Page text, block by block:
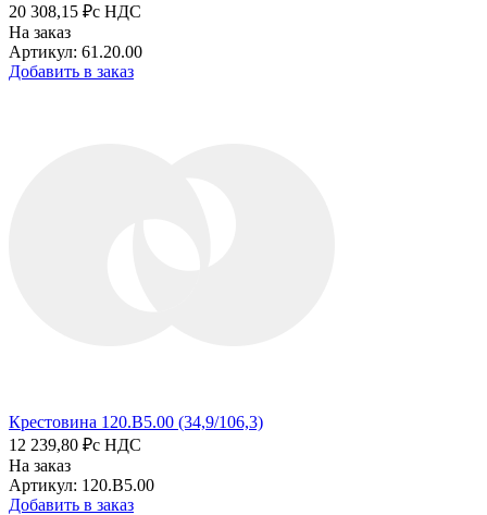
20 308,15 ₽с НДС
На заказ
Артикул: 61.20.00
Добавить в заказ
Крестовина 120.B5.00 (34,9/106,3)
12 239,80 ₽с НДС
На заказ
Артикул: 120.B5.00
Добавить в заказ